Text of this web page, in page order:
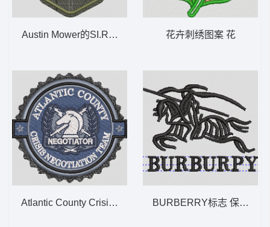
Austin Mower的SI.R.T.徽章 0303 AUSTINMOW
Atlantic County Crisis Negotiation Team
花卉刺绣图案 花
BURBERRY标志 保罗 polo